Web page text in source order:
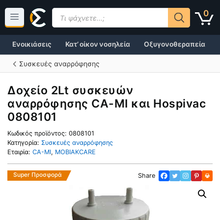
περιεχόμενο
0
Products
search
Κατ’ οίκον νοσηλεία Οξυγονοθεραπεία
Ενοικιάσεις
Συσκευές αναρρόφησης
Δοχείο 2Lt συσκευών
αναρρόφησης CA-MI και Hospivac
0808101
Κωδικός προϊόντος: 0808101
Κατηγορία: Συσκευές αναρρόφησης
Εταιρία: CA-MI, MOBIAKCARE
Share
Super Προσφορά